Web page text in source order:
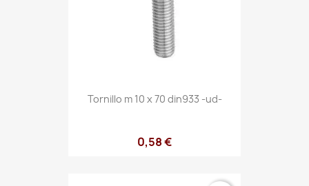
Tornillo m 10 x 70 din933 -ud-
0,58 €